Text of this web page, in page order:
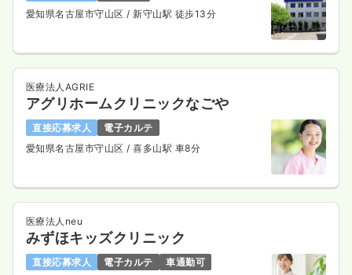
愛知県名古屋市守山区 / 新守山駅 徒歩13分
医療法人AGRIE
アグリホームクリニックなごや
直接応募求人
電子カルテ
愛知県名古屋市守山区 / 喜多山駅 車8分
医療法人neu
みずほキッズクリニック
直接応募求人 電子カルテ
車通勤可